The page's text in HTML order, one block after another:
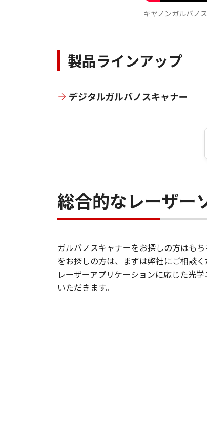
キヤノンガルバノ
製品ラインアップ
デジタルガルバノスキャナー
総合的なレーザー
ガルバノスキャナーをお探しの方はも
をお探しの方は、まずは弊社にご相談く
レーザーアプリケーションに応じた光
いただきます。